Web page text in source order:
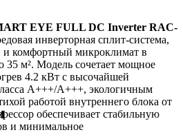
EYE FULL DC Inverter RAC-
инверторная сплит-система,
и комфортный микроклимат в
м². Модель сочетает мощное
4.2 кВт с высочайшей
A+++/A+++, экологичным
работой внутреннего блока от
обеспечивает стабильную
и минимальное